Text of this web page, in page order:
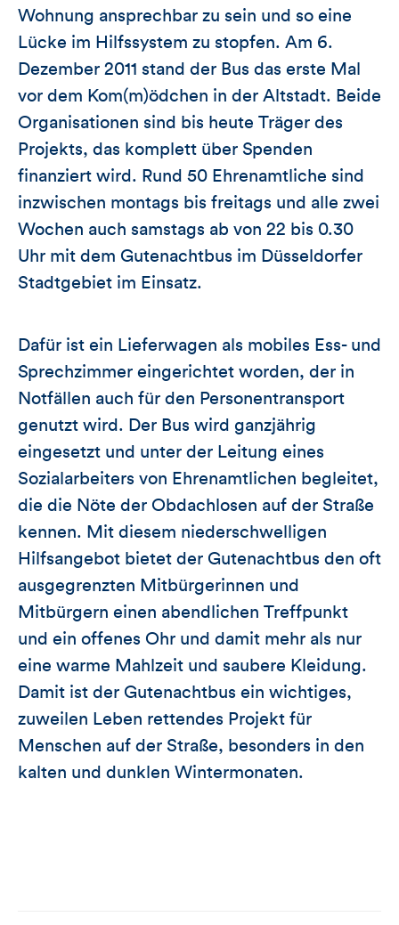
Wohnung ansprechbar zu sein und so eine
Lücke im Hilfssystem zu stopfen. Am 6.
Dezember 2011 stand der Bus das erste Mal
vor dem Kom(m)ödchen in der Altstadt. Beide
Organisationen sind bis heute Träger des
Projekts, das komplett über Spenden
finanziert wird. Rund 50 Ehrenamtliche sind
inzwischen montags bis freitags und alle zwei
Wochen auch samstags ab von 22 bis 0.30
Uhr mit dem Gutenachtbus im Düsseldorfer
Stadtgebiet im Einsatz.
Dafür ist ein Lieferwagen als mobiles Ess- und
Sprechzimmer eingerichtet worden, der in
Notfällen auch für den Personentransport
genutzt wird. Der Bus wird ganzjährig
eingesetzt und unter der Leitung eines
Sozialarbeiters von Ehrenamtlichen begleitet,
die die Nöte der Obdachlosen auf der Straße
kennen. Mit diesem niederschwelligen
Hilfsangebot bietet der Gutenachtbus den oft
ausgegrenzten Mitbürgerinnen und
Mitbürgern einen abendlichen Treffpunkt
und ein offenes Ohr und damit mehr als nur
eine warme Mahlzeit und saubere Kleidung.
Damit ist der Gutenachtbus ein wichtiges,
zuweilen Leben rettendes Projekt für
Menschen auf der Straße, besonders in den
kalten und dunklen Wintermonaten.